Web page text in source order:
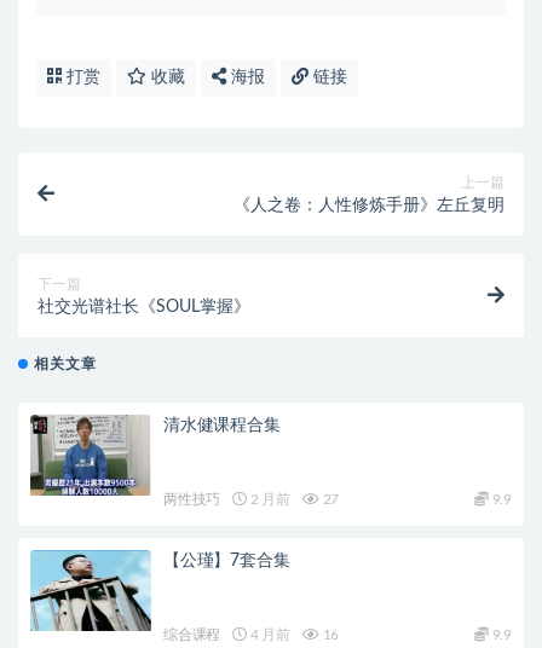
打赏 收藏 海报 链接
上一篇
《人之卷：人性修炼手册》左丘复明
下一篇
社交光谱社长《SOUL掌握》
相关文章
清水健课程合集
两性技巧 2 月前 27 9.9
【公瑾】7套合集
综合课程 4 月前 16 9.9